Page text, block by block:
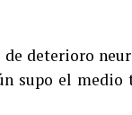
de deterioro
supo el medio